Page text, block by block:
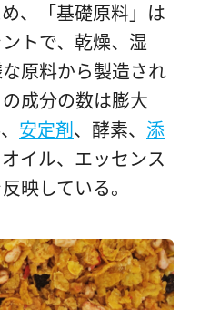
、「基礎原料」は
トで、乾燥、湿
原料から製造され
成分の数は膨大
安定剤 、酵素、 添
イル、エッセンス
映している。